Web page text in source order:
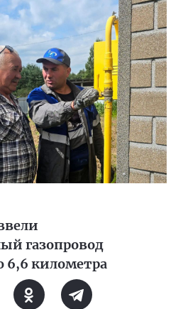
газопровод
километра